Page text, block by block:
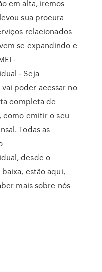
em alta, iremos
sua procura
relacionados
se expandindo e
-
- Seja
poder acessar no
completa de
como emitir o seu
Todas as
desde o
baixa, estão aqui,
mais sobre nós